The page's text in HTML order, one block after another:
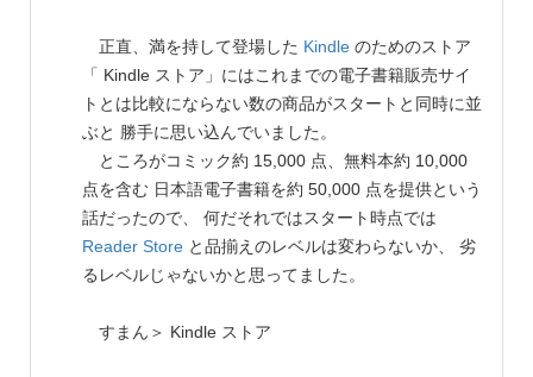
正直、満を持して登場した Kindle のためのストア
「 Kindle ストア」にはこれまでの電子書籍販売サイ
トとは比較にならない数の商品がスタートと同時に並
ぶと 勝手に思い込んでいました。
ところがコミック約 15,000 点、無料本約 10,000
点を含む 日本語電子書籍を約 50,000 点を提供という
話だったので、 何だそれではスタート時点では
Reader Store と品揃えのレベルは変わらないか、 劣
るレベルじゃないかと思ってました。
すまん＞ Kindle ストア